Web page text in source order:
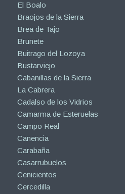
El Boalo
Braojos de la Sierra
Brea de Tajo
Brunete
Buitrago del Lozoya
Bustarviejo
Cabanillas de la Sierra
La Cabrera
Cadalso de los Vidrios
Camarma de Esteruelas
Campo Real
Canencia
Carabaña
Casarrubuelos
Cenicientos
Cercedilla